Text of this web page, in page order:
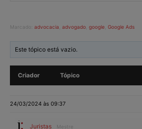
Marcado: advocacia advogado google Google Ads
Este tópico está vazio.
Criador Tópico
24/03/2024 às 09:37
Juristas Mestre